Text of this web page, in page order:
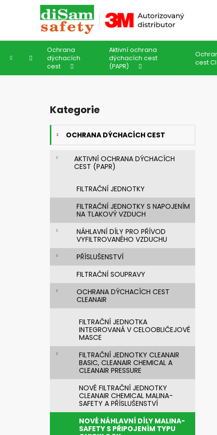
Domů
Ochrana
dýchacích
cest
Aktivní ochrana
dýchacích cest
(PAPR)
cest
Přeskočit
kategorie
Kategorie
OCHRANA DÝCHACÍCH CEST
AKTIVNÍ OCHRANA DÝCHACÍCH
CEST (PAPR)
FILTRAČNÍ JEDNOTKY
FILTRAČNÍ JEDNOTKY S NAPOJENÍM
NA TLAKOVÝ VZDUCH
NÁHLAVNÍ DÍLY PRO PŘÍVOD
VYFILTROVANÉHO VZDUCHU
PŘÍSLUŠENSTVÍ
FILTRAČNÍ SOUPRAVY
OCHRANA DÝCHACÍCH CEST
CLEANAIR
FILTRAČNÍ JEDNOTKA
INTEGROVANÁ V CELOOBLIČEJOVÉ
MASCE
FILTRAČNÍ JEDNOTKY CLEANAIR
BASIC, CLEANAIR CHEMICAL A
CLEANAIR PRESSURE
NOVÉ FILTRAČNÍ JEDNOTKY
CLEANAIR CHEMICAL MALINA-
SAFETY A PŘÍSLUŠENSTVÍ
NOVÉ NÁHLAVNÍ DÍLY MALINA-
SAFETY S PŘIPOJENÍM TYPU
í
Zpět
do
obchodu
Zpět
do
obchodu
720392.51 UNIMASK - LEHKÝ
UNIVERZÁLNÍ OBLIČEJOVÝ ŠTÍT S
TEXTILNÍM OBLIČEJOVÝM
TĚSNĚNÍM,VÁLCOVÝM ZORNÍKEM A S
PĚTIBODOVÝM UPÍNACÍM SYSTÉMEM
3 521,28 Kč
Původně:4 192 Kč